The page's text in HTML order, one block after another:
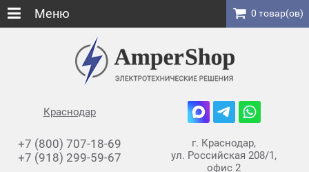
Краснодар
+7 (800) 707-18-69
+7 (918) 299-59-67
г. Краснодар,
ул. Российская 208/1,
офис 2
Меню 0 товар(ов)